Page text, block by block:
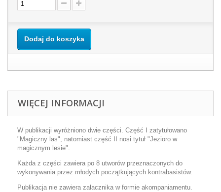
Dodaj do koszyka
WIĘCEJ INFORMACJI
W publikacji wyróżniono dwie części. Część I zatytułowano
"Magiczny las", natomiast część II nosi tytuł "Jezioro w
magicznym lesie".
Każda z części zawiera po 8 utworów przeznaczonych do
wykonywania przez młodych początkujących kontrabasistów.
Publikacja nie zawiera załacznika w formie akompaniamentu.